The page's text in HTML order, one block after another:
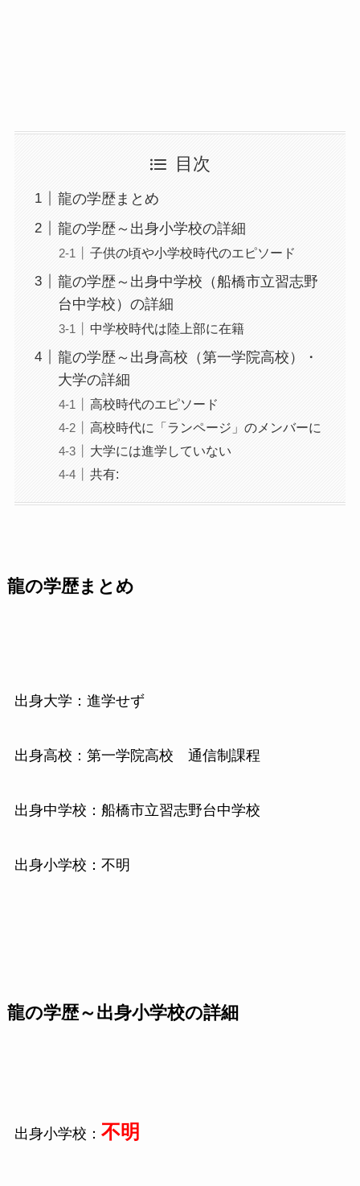
目次
龍の学歴まとめ
龍の学歴～出身小学校の詳細
子供の頃や小学校時代のエピソード
龍の学歴～出身中学校（船橋市立習志野
台中学校）の詳細
中学校時代は陸上部に在籍
龍の学歴～出身高校（第一学院高校）・
大学の詳細
高校時代のエピソード
高校時代に「ランページ」のメンバーに
大学には進学していない
共有:
龍の学歴まとめ
出身大学：進学せず
出身高校：第一学院高校 通信制課程
出身中学校：船橋市立習志野台中学校
出身小学校：不明
龍の学歴～出身小学校の詳細
出身小学校： 不明